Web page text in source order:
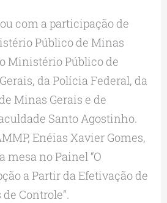
com a participação de
Público de Minas
Ministério Público de
da Polícia Federal, da
Minas Gerais e de
Santo Agostinho.
Enéias Xavier Gomes,
mesa no Painel “O
a Partir da Efetivação de
Controle”.